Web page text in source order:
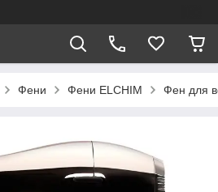
Фени Фени ELCHIM Фен для